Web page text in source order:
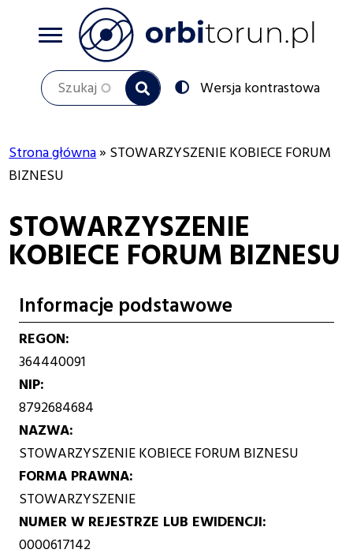
Szukaj
Przełącz
na:
Wersja kontrastowa
Ścieżka
nawigacyjna
Strona główna
STOWARZYSZENIE KOBIECE FORUM
BIZNESU
STOWARZYSZENIE
KOBIECE FORUM BIZNESU
Informacje podstawowe
REGON
364440091
NIP
8792684684
NAZWA
STOWARZYSZENIE KOBIECE FORUM BIZNESU
FORMA PRAWNA
STOWARZYSZENIE
NUMER W REJESTRZE LUB EWIDENCJI
0000617142